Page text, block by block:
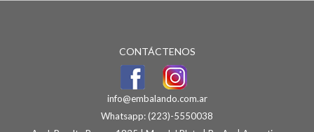
CONTÁCTENOS
info@embalando.com.ar
Whatsapp:(223)-5550038